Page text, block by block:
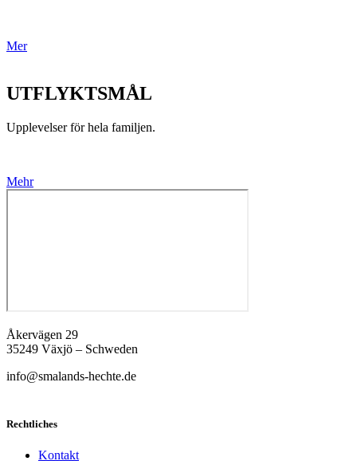
Mer
UTFLYKTSMÅL
Upplevelser för hela familjen.
Mehr
Åkervägen 29
35249 Växjö – Schweden
info@smalands-hechte.de
Rechtliches
Kontakt